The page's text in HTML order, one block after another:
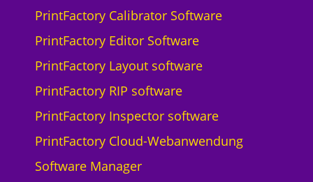
PrintFactory Calibrator Software
PrintFactory Editor Software
PrintFactory Layout software
PrintFactory RIP software
PrintFactory Inspector software
PrintFactory Cloud-Webanwendung
Software Manager